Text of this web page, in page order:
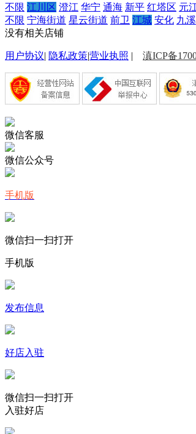
不限 江川区 澄江 华宁 通海 新平 红塔区 元
不限 宁海街道 星云街道 前卫 江城 安化 九溪
没有相关店铺
用户协议| 隐私政策|营业执照 | 滇ICP备
微信客服
微信公众号
手机版
微信扫一扫打开
手机版
发布信息
好店入驻
微信扫一扫打开
入驻好店